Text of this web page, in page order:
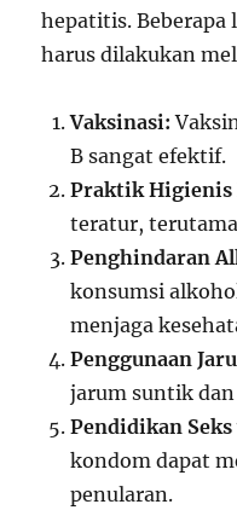
hepatitis. Beberapa
harus dilakukan
Vaksinasi:
B sangat efektif.
Praktik Higienis
teratur,
Penghindaran
konsumsi
menjaga
Penggunaan
jarum suntik
Pendidikan Seks
kondom dapat
penularan.